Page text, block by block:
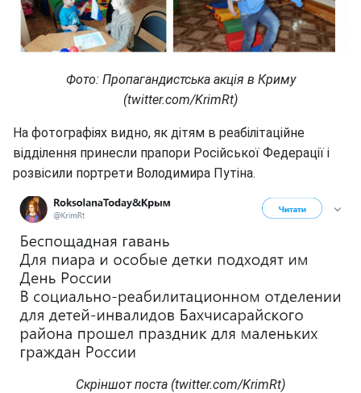
Фото: Пропагандистська акція в Криму
(twitter.com/KrimRt)
На фотографіях видно, як дітям в реабілітаційне
відділення принесли прапори Російської Федерації і
розвісили портрети Володимира Путіна.
Скріншот поста (twitter.com/KrimRt)